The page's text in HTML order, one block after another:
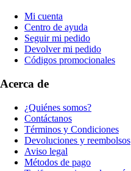
Mi cuenta
Centro de ayuda
Seguir mi pedido
Devolver mi pedido
Códigos promocionales
Acerca de
¿Quiénes somos?
Contáctanos
Términos y Condiciones
Devoluciones y reembolsos
Aviso legal
Métodos de pago